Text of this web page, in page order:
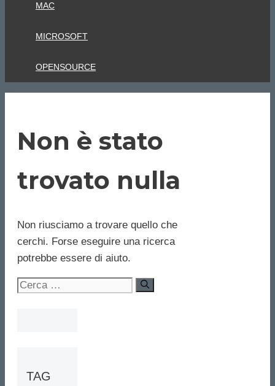
MAC
MICROSOFT
OPENSOURCE
Non è stato
trovato nulla
Non riusciamo a trovare quello che
cerchi. Forse eseguire una ricerca
potrebbe essere di aiuto.
Ricerca
TAG